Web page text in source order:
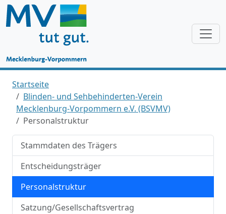
Startseite
Blinden- und Sehbehinderten-Verein
Mecklenburg-Vorpommern e.V. (BSVMV)
Personalstruktur
Stammdaten des Trägers
Entscheidungsträger
Personalstruktur
Satzung/Gesellschaftsvertrag